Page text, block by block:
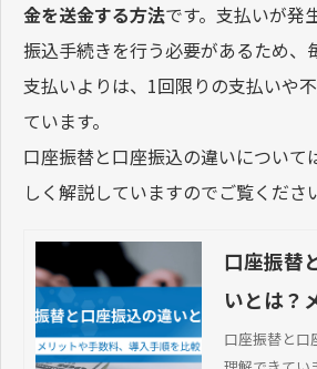
金を送金する方法です。支払いが発
振込手続きを行う必要があるため、
支払いよりは、1回限りの支払いや
ています。
口座振替と口座振込の違いについて
しく解説していますのでご覧くださ
口座振替
いとは？
料、導入
口座振替と口